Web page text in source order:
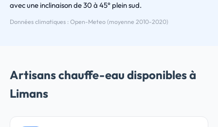
avec une inclinaison de 30 à 45° plein sud.
Données climatiques : Open-Meteo (moyenne 2010-2020)
Artisans chauffe-eau disponibles à
Limans